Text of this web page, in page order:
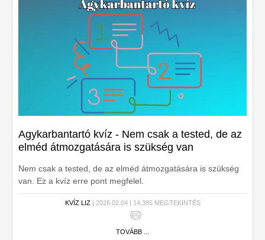
Agykarbantartó kvíz - Nem csak a tested, de az
elméd átmozgatására is szükség van
Nem csak a tested, de az elméd átmozgatására is szükség
van. Ez a kvíz erre pont megfelel.
KVÍZ LIZ| 2026.02.04 | 14,385 MEGTEKINTÉS
TOVÁBB ...